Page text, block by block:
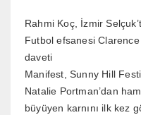
Rahmi Koç, İzmir
Futbol efsanesi
daveti
Manifest, Sunny Hill
Natalie Portman’dan
büyüyen karnını ilk kez